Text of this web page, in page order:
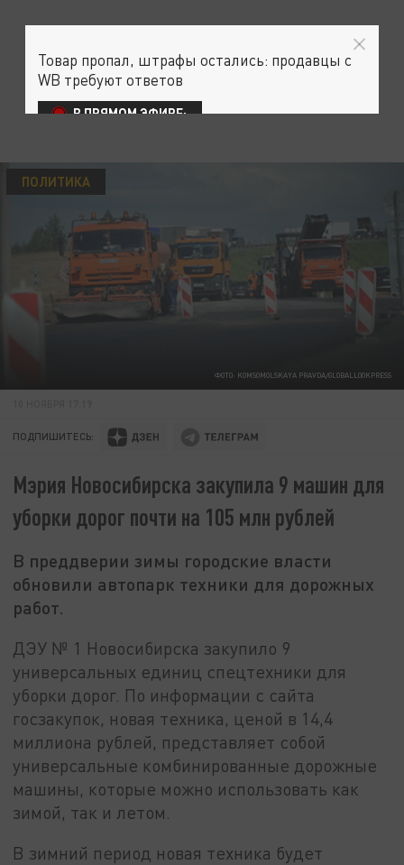
ФОТО: KOMSOMOLSKAYA PRAVDA/GLOBALLOOKPRESS
ПОЛИТИКА
ПОДПИШИТЕСЬ:
Мэрия Новосибирска закупила 9 машин для
уборки дорог почти на 105 млн рублей
В преддверии зимы городские власти
обновили автопарк техники для дорожных
работ.
ДЭУ № 1 Новосибирска закупило 9
универсальных единиц спецтехники для
уборки дорог. По информации с сайта
госзакупок, новая техника, ценой в 14,4
миллиона рублей, представляет собой
универсальные комбинированные дорожные
машины, которые можно использовать как
зимой, так и летом.
В зимний период новая техника будет
Товар пропал, штрафы остались: продавцы с
WB требуют ответов
В ПРЯМОМ ЭФИРЕ: